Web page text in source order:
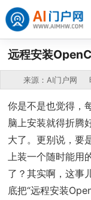
远程安装
来源：AI门户网
你是不是也觉得，
脑上安装就得折腾
大了。更别说，要
上装一个随时能用
了？其实啊，这事
底把“远程安装